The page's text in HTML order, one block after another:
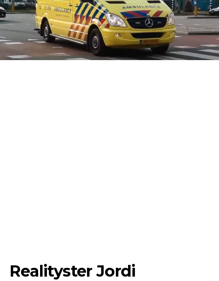
Realityster Jordi